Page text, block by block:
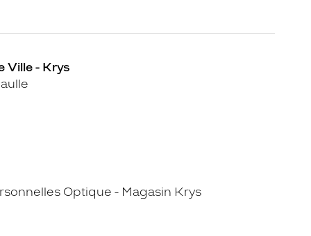
Ville - Krys
Optique - Magasin Krys